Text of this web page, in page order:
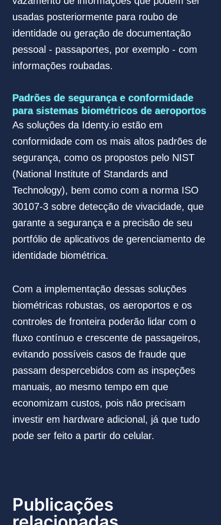
usadas posteriormente para roubo de
identidade ou geração de documentação
pessoal - passaportes, por exemplo - com
informações roubadas.
Padrões de segurança e conformidade
para sistemas biométricos de aeroportos
As soluções da Identy.io estão em
conformidade com os mais altos padrões de
segurança, como os propostos pelo NIST
(National Institute of Standards and
Technology), bem como com a norma ISO
30107-3 sobre detecção de vivacidade, que
garante a segurança e a precisão de seu
portfólio de aplicativos de gerenciamento de
identidade biométrica.
Com a implementação dessas soluções
biométricas robustas, os aeroportos e os
controles de fronteira poderão lidar com o
fluxo contínuo e crescente de passageiros,
evitando possíveis casos de fraude que
passam despercebidos com as inspeções
manuais, ao mesmo tempo em que
economizam custos, pois não precisam
investir em hardware adicional, já que tudo
pode ser feito a partir do celular.
Publicações